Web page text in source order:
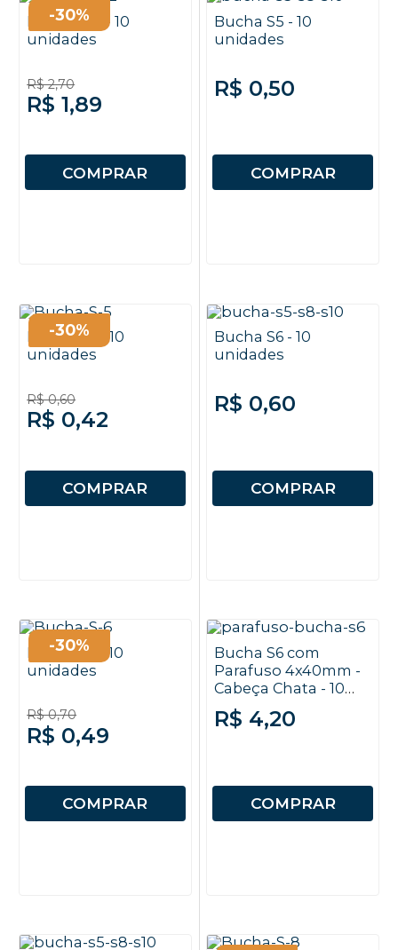
Bucha S12 - 10
unidades
R$ 2,70
R$ 1,89
COMPRAR
-30%
Bucha S5 - 10
unidades
R$ 0,50
COMPRAR
Bucha S5 - 10
unidades
R$ 0,60
R$ 0,42
COMPRAR
-30%
Bucha S6 - 10
unidades
R$ 0,60
COMPRAR
Bucha S6 - 10
unidades
R$ 0,70
R$ 0,49
COMPRAR
-30%
Bucha S6 com
Parafuso 4x40mm -
Cabeça Chata - 10
unidades
R$ 4,20
COMPRAR